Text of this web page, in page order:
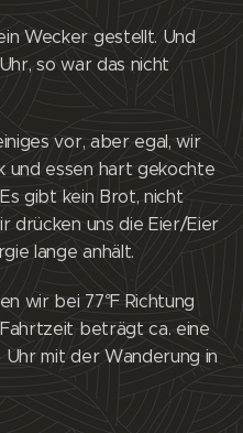
Wecker gestellt. Und
so war das nicht
vor, aber egal, wir
und essen hart gekochte
gibt kein Brot, nicht
drücken uns die Eier/Eier
lange anhält.
wir bei 77°F Richtung
beträgt ca. eine
mit der Wanderung in